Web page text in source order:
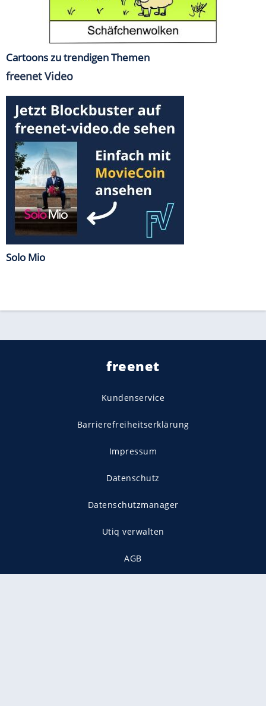
Cartoons zu trendigen Themen
freenet Video
Solo Mio
freenet
Kundenservice
Barrierefreiheitserklärung
Impressum
Datenschutz
Datenschutzmanager
Utiq verwalten
AGB